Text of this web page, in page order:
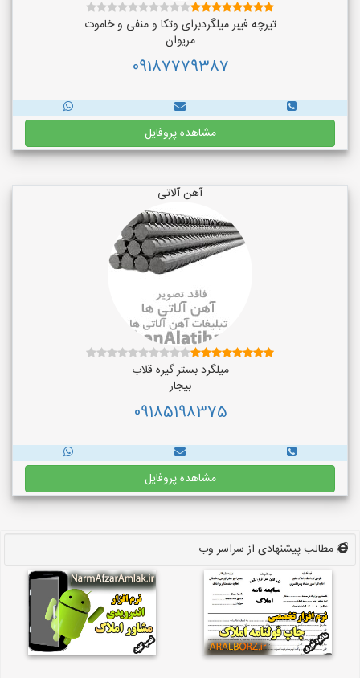
تیرچه فیبر میلگردبرای وتکا و منفی و خاموت
مریوان
09187779387
مشاهده پروفایل
آهن آلاتی
میلگرد بستر گیره قلاب
بیجار
09185198375
مشاهده پروفایل
مطالب پیشنهادی از سراسر وب